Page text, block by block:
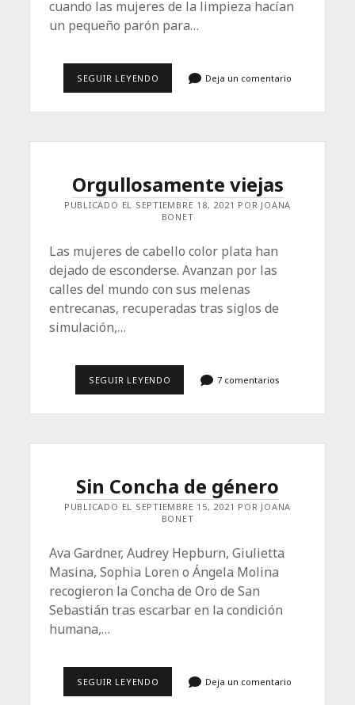
cuando las mujeres de la limpieza hacían
un pequeño parón para…
SEGUIR LEYENDO
A
Deja un comentario
Orgullosamente viejas
PUBLICADO EL SEPTIEMBRE 18, 2021 POR JOANA
BONET
Las mujeres de cabello color plata han
dejado de esconderse. Avanzan por las
calles del mundo con sus melenas
entrecanas, recuperadas tras siglos de
simulación,…
SEGUIR LEYENDO ORGULLOSAMENTE
7 comentarios
Sin Concha de género
PUBLICADO EL SEPTIEMBRE 15, 2021 POR JOANA
BONET
Ava Gardner, Audrey Hepburn, Giulietta
Masina, So­phia Loren o Ángela Molina
recogieron la Concha de Oro de San
Sebastián tras escarbar en la condición
humana,…
SEGUIR LEYENDO Deja un comentario